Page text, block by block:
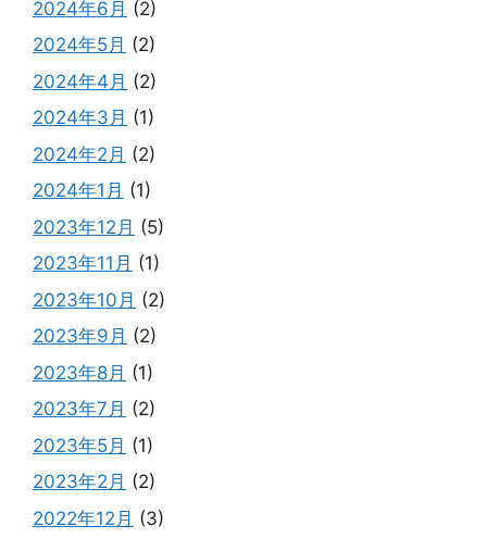
2024年6月 (2)
2024年5月 (2)
2024年4月 (2)
2024年3月 (1)
2024年2月 (2)
2024年1月 (1)
2023年12月 (5)
2023年11月 (1)
2023年10月 (2)
2023年9月 (2)
2023年8月 (1)
2023年7月 (2)
2023年5月 (1)
2023年2月 (2)
2022年12月 (3)